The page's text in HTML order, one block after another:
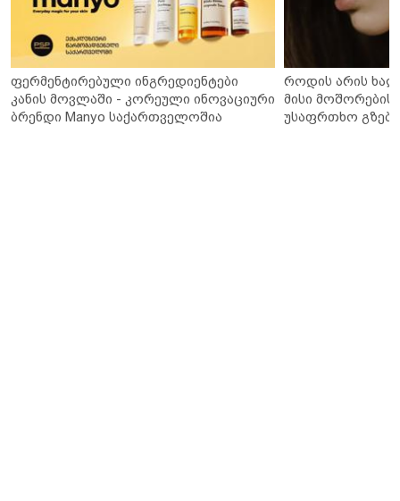
ფერმენტირებული ინგრედიენტები
კანის მოვლაში - კორეული ინოვაციური
ბრენდი Manyo საქართველოშია
როდის არის
მისი მოშორების
უსაფრთხო გზები